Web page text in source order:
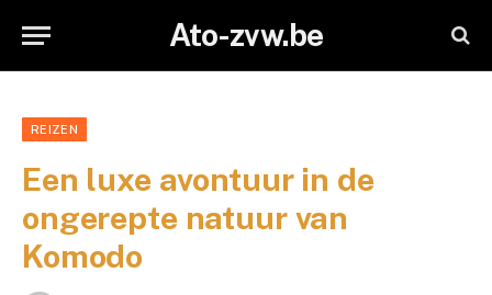
Ato-zvw.be
REIZEN
Een luxe avontuur in de
ongerepte natuur van
Komodo